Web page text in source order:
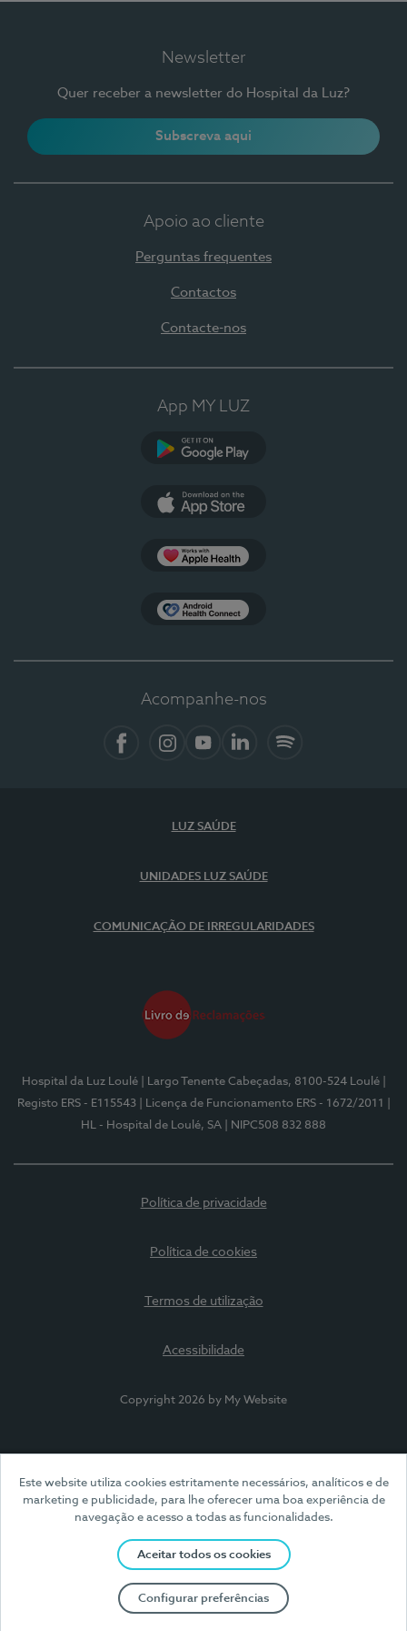
Este website utiliza cookies estritamente necessários, analíticos e de
marketing e publicidade, para lhe oferecer uma boa experiência de
navegação e acesso a todas as funcionalidades.
Aceitar todos os cookies
Configurar preferências
Newsletter
Quer receber a newsletter do Hospital da Luz?
Subscreva aqui
Apoio ao cliente
Perguntas frequentes
Contactos
Contacte-nos
App MY LUZ
Acompanhe-nos
LUZ SAÚDE
UNIDADES LUZ SAÚDE
COMUNICAÇÃO DE IRREGULARIDADES
Hospital da Luz Loulé | Largo Tenente Cabeçadas, 8100-524 Loulé
Registo ERS - E115543
| Licença de Funcionamento ERS - 1672/2011
HL - Hospital de Loulé, SA
| NIPC508 832 888
Política de privacidade
Política de cookies
Termos de utilização
Acessibilidade
Copyright 2026 by My Website